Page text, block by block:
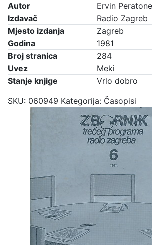
Autor
Ervin
Izdavač
Radio Zagreb
Mjesto izdanja
Zagreb
Godina
1981
Broj stranica
284
Uvez
Meki
Stanje knjige
Vrlo dobro
SKU: 060949 Kategorija: Časopisi